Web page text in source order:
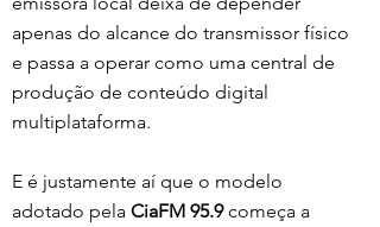
apenas do alcance do transmissor físico
e passa a operar como uma central de
produção de conteúdo digital
multiplataforma.
E é justamente aí que o modelo
adotado pela CiaFM 95.9 começa a